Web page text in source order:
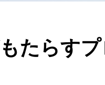
たらす